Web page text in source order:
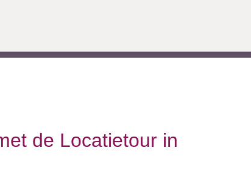
de Locatietour in